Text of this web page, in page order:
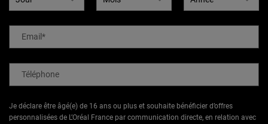
Email*
Téléphone
Je déclare être âgé(e) de 16 ans ou plus et souhaite bénéficier d’offres
personnalisées de L’Oréal France par communication directe, en relation avec